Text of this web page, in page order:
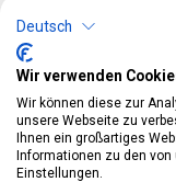
Anlässe &
Kostüme &
Partydeko &
Merchandise &
Deutsch
Wir verwenden
Wir können diese zur
unsere Webseite zu
Ihnen ein großartiges
Informationen zu den
Einstellungen.